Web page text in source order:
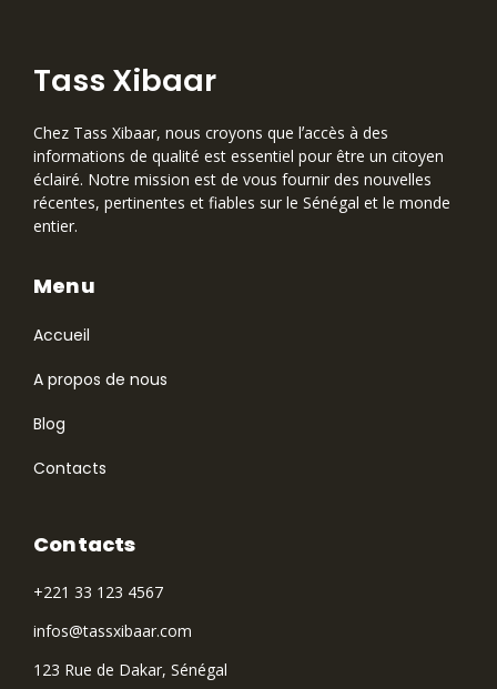
Tass Xibaar
Chez Tass Xibaar, nous croyons que lʼaccès à des
informations de qualité est essentiel pour être un citoyen
éclairé. Notre mission est de vous fournir des nouvelles
récentes, pertinentes et fiables sur le Sénégal et le monde
entier.
Accueil
A propos de nous
Blog
Contacts
Menu
Contacts
+221 33 123 4567
infos@tassxibaar.com
123 Rue de Dakar, Sénégal